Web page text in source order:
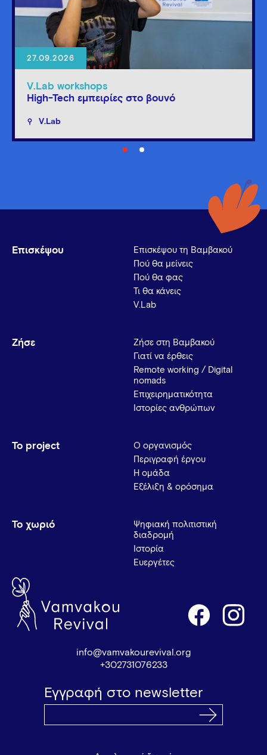
27.09.2026
V.Lab workshops
High-Tech εμπειρίες στο βουνό
V.Lab
Επισκέψου
Επισκέψου τη Βαμβακού
Πού θα μείνεις
Πού θα φας
Τι θα κάνεις
V.Lab
Ζήσε
Ζήσε στη Βαμβακού
Γιατί να έρθεις
Remote working / Digital
nomads
Επιχειρηματικότητα
Ιστορίες ανθρώπων
Το project
Ο οργανισμός
Περιγραφή έργου
Η ομάδα
Εξέλιξη & ορόσημα
Το χωριό
Ψηφιακή πολιτιστική
διαδρομή
Ιστορία
Ευεργέτες
info@vamvakourevival.org
+302731076233
Εγγραφή στο newsletter